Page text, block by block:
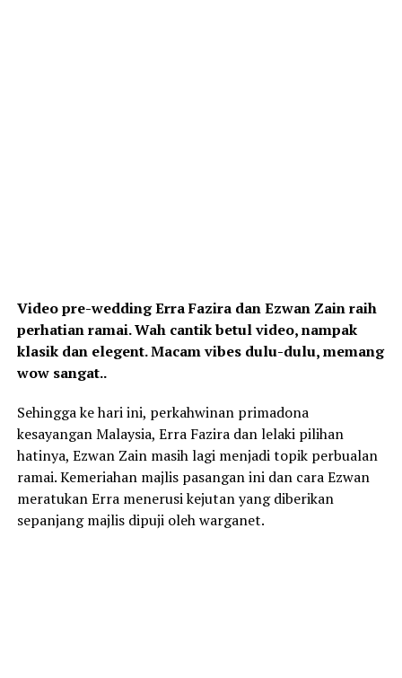
Video pre-wedding Erra Fazira dan Ezwan Zain raih
perhatian ramai. Wah cantik betul video, nampak
klasik dan elegent. Macam vibes dulu-dulu, memang
wow sangat..
Sehingga ke hari ini, perkahwinan primadona
kesayangan Malaysia, Erra Fazira dan lelaki pilihan
hatinya, Ezwan Zain masih lagi menjadi topik perbualan
ramai. Kemeriahan majlis pasangan ini dan cara Ezwan
meratukan Erra menerusi kejutan yang diberikan
sepanjang majlis dipuji oleh warganet.